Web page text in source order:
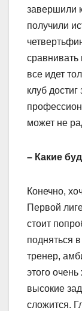
завершили
получили
сравнивать
все идет
клуб
может не
– Какие
Конечно,
Первой
стоит
подняться
тренер,
этого
высокие
сложится.